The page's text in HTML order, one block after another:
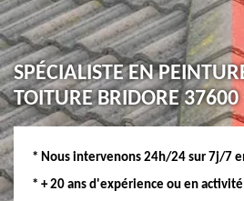
SPÉCIALISTE EN
TOITURE BRIDORE 37600
* Nous intervenons 24h/24 sur 7j/7
* + 20 ans d'expérience ou en